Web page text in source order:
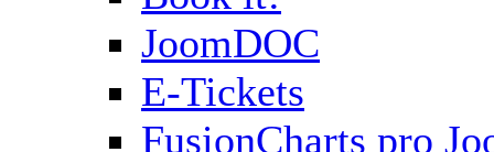
JoomDOC
E-Tickets
FusionCharts pro